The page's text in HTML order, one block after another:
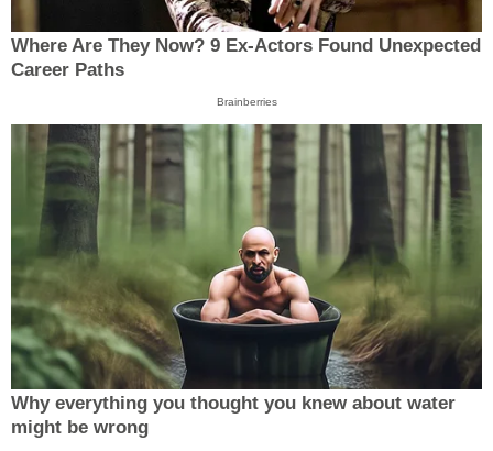
Where Are They Now? 9 Ex-Actors Found Unexpected
Career Paths
Brainberries
Why everything you thought you knew about water
might be wrong